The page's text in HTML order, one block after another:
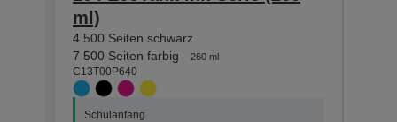
ml)
4 500 Seiten schwarz
7 500 Seiten farbig
260 ml
C13T00P640
Schulanfang